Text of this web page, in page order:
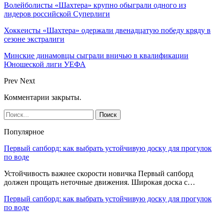
Волейболисты «Шахтера» крупно обыграли одного из
лидеров российской Суперлиги
Хоккеисты «Шахтера» одержали двенадцатую победу кряду в
сезоне экстралиги
Минские динамовцы сыграли вничью в квалификации
Юношеской лиги УЕФА
Prev Next
Комментарии закрыты.
Популярное
Первый сапборд: как выбрать устойчивую доску для прогулок
по воде
Устойчивость важнее скорости новичка Первый сапборд
должен прощать неточные движения. Широкая доска с…
Первый сапборд: как выбрать устойчивую доску для прогулок
по воде